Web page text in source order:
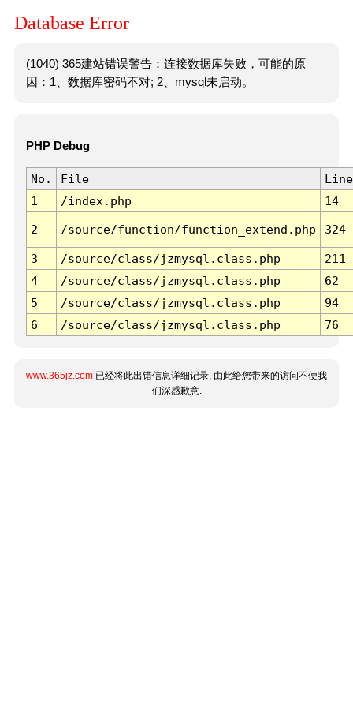
Database Error
(1040) 365建站错误警告：连接数据库失败，可能的原
因：1、数据库密码不对; 2、mysql未启动。
PHP Debug
No. File
Line
1
/index.php 14
2 /source/function/function_extend.php 324
3 /source/class/jzmysql.class.php
211
4
/source/class/jzmysql.class.php
62
5
/source/class/jzmysql.class.php
94
6
/source/class/jzmysql.class.php 76
www.365jz.com 已经将此出错信息详细记录, 由此给您带来的访问不便我
们深感歉意.